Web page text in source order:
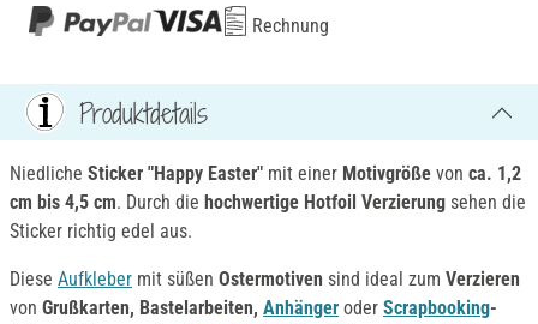
Rechnung
Produktdetails
Niedliche Sticker "Happy Easter" mit einer Motivgröße von ca. 1,2
cm bis 4,5 cm. Durch die hochwertige Hotfoil Verzierung sehen die
Sticker richtig edel aus.
Diese Aufkleber mit süßen Ostermotiven sind ideal zum Verzieren
von Grußkarten, Bastelarbeiten, Anhänger oder Scrapbooking-